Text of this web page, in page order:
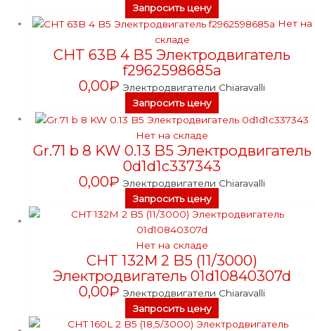
Запросить цену
Нет на
складе
CHT 63B 4 B5 Электродвигатель
f2962598685a
0,00₽ Электродвигатели Chiaravalli
Запросить цену
Нет на складе
Gr.71 b 8 KW 0.13 B5 Электродвигатель
0d1d1c337343
0,00₽ Электродвигатели Chiaravalli
Запросить цену
Нет на складе
CHT 132M 2 B5 (11/3000)
Электродвигатель 01d10840307d
0,00₽ Электродвигатели Chiaravalli
Запросить цену